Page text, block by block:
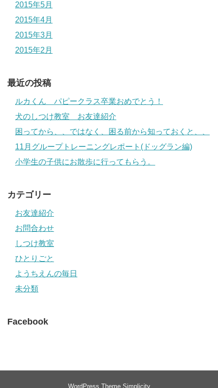
2015年5月
2015年4月
2015年3月
2015年2月
最近の投稿
ルカくん パピークラス卒業おめでとう！
犬のしつけ教室 お友達紹介
困ってから、、ではなく、困る前から知っておくと、、
11月グループトレーニングレポート(ドッグラン編)
小学生の子供にお散歩に行ってもらう。
カテゴリー
お友達紹介
お問合わせ
しつけ教室
ひとりごと
ようちえんの毎日
未分類
Facebook
WordPress Theme Simplicity